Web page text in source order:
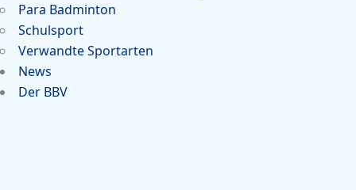
Para Badminton
Schulsport
Verwandte Sportarten
News
Der BBV